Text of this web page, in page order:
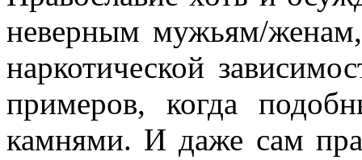
неверным мужьям/
наркотической
примеров, когда
камнями. И даже сам